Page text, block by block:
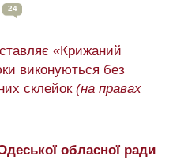
24
«Крижаний
виконуються без
склейок (на правах
обласної ради